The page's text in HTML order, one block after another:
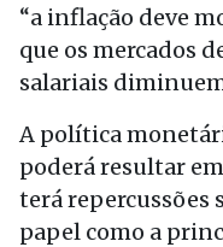
“a inflação deve
que os mercados
salariais
A política
poderá resultar
terá repercussões
papel como a